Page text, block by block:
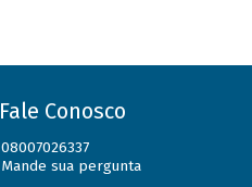
Fale Conosco
08007026337
Mande sua pergunta